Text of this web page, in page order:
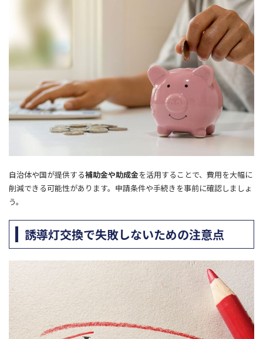
自治体や国が提供する補助金や助成金を活用することで、費用を大幅に
削減できる可能性があります。 申請条件や手続きを事前に確認しましょ
う。
誘導灯交換で失敗しないための注意点